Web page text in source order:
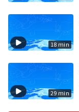
18 min
29 min